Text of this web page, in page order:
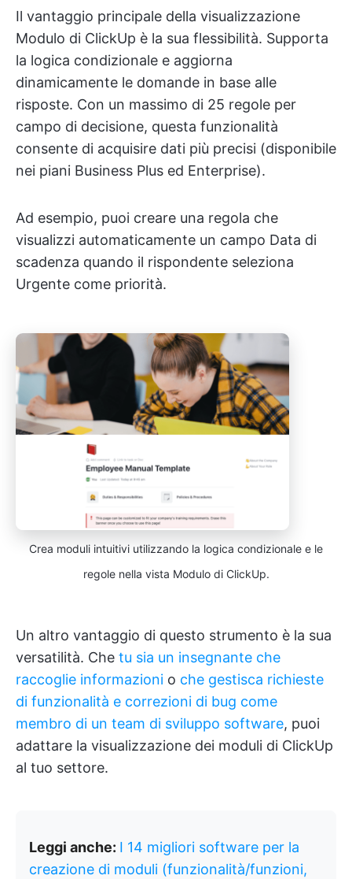
Il vantaggio principale della visualizzazione
Modulo di ClickUp è la sua flessibilità. Supporta
la logica condizionale e aggiorna
dinamicamente le domande in base alle
risposte. Con un massimo di 25 regole per
campo di decisione, questa funzionalità
consente di acquisire dati più precisi (disponibile
nei piani Business Plus ed Enterprise).
Ad esempio, puoi creare una regola che
visualizzi automaticamente un campo Data di
scadenza quando il rispondente seleziona
Urgente come priorità.
Crea moduli intuitivi utilizzando la logica condizionale e le
regole nella vista Modulo di ClickUp.
Un altro vantaggio di questo strumento è la sua
versatilità. Che tu sia un insegnante che
raccoglie informazioni o che gestisca richieste
di funzionalità e correzioni di bug come
membro di un team di sviluppo software, puoi
adattare la visualizzazione dei moduli di ClickUp
al tuo settore.
Leggi anche: I 14 migliori software per la
creazione di moduli (funzionalità/funzioni,